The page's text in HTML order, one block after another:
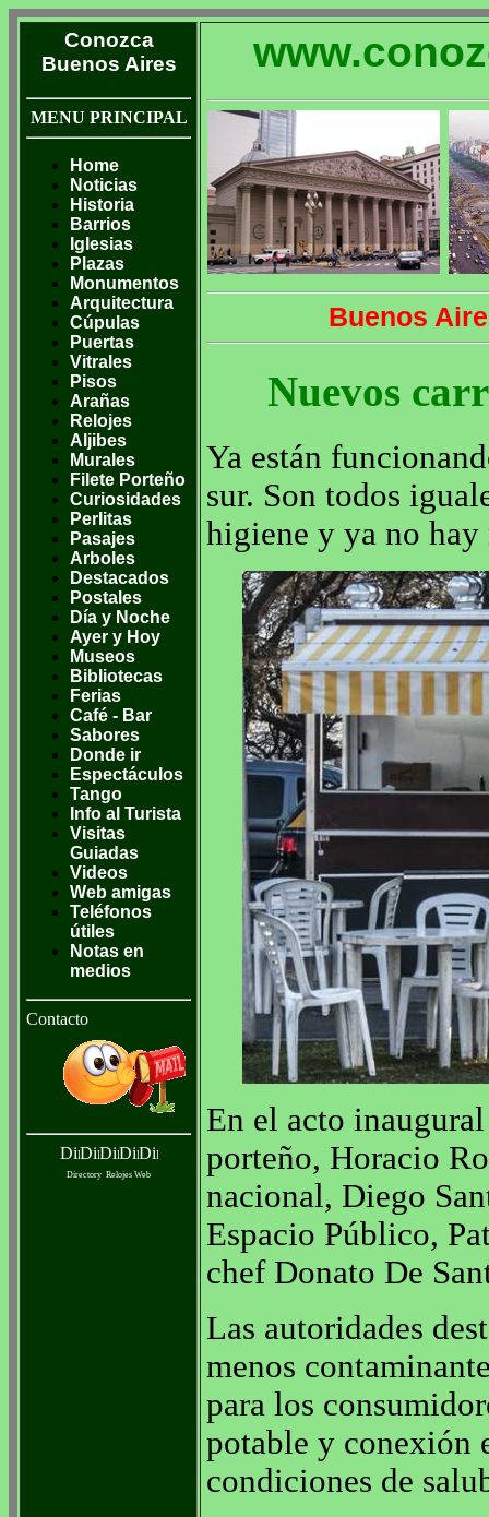
Conozca
Buenos Aires
MENU PRINCIPAL
Home
Noticias
Historia
Barrios
Iglesias
Plazas
Monumentos
Arquitectura
Cúpulas
Puertas
Vitrales
Pisos
Arañas
Relojes
Aljibes
Murales
Filete Porteño
Curiosidades
Perlitas
Pasajes
Arboles
Destacados
Postales
Día y Noche
Ayer y Hoy
Museos
Bibliotecas
Ferias
Café - Bar
Sabores
Donde ir
Espectáculos
Tango
Info al Turista
Visitas
Guiadas
Videos
Web amigas
Teléfonos
útiles
Notas en
medios
Contacto
Directory Relojes Web
Buenos
Nuevos
Ya están
sur. Son todos
higiene y ya no hay
En el acto
porteño, Horacio
nacional, Diego
Espacio Público,
chef Donato De
Las autoridades
menos
para los
potable y conexión
condiciones de